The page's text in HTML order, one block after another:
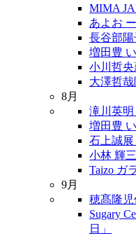
MIMA
あよお
長谷部
増田豊
小川哲
大澤哲哉
8月
滝川英
増田豊
石上誠
小林 輝
Taizo ガ
9月
穂髙隆児
Sugary
日」